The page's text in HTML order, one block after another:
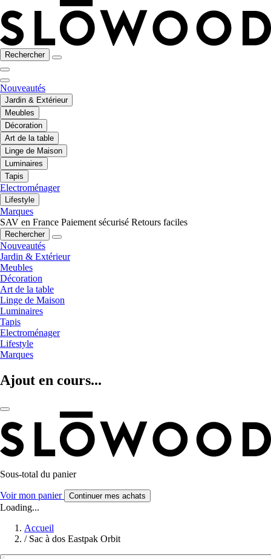
Rechercher
Nouveautés
Jardin & Extérieur
Meubles
Décoration
Art de la table
Linge de Maison
Luminaires
Tapis
Electroménager
Lifestyle
Marques
SAV en France Paiement sécurisé Retours faciles
Rechercher
Nouveautés
Jardin & Extérieur
Meubles
Décoration
Art de la table
Linge de Maison
Luminaires
Tapis
Electroménager
Lifestyle
Marques
Ajout en cours...
Sous-total du panier
Voir mon panier Continuer mes achats
Loading...
Accueil
/ Sac à dos Eastpak Orbit